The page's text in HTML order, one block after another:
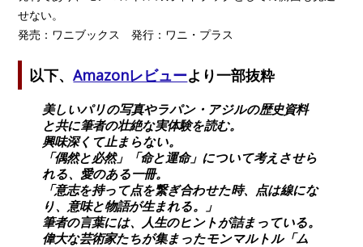
せない。
発売：ワニブックス 発行：ワニ・プラス
以下、Amazonレビューより一部抜粋
美しいパリの写真やラパン・アジルの歴史資料
と共に筆者の壮絶な実体験を読む。
興味深くて止まらない。
「偶然と必然」「命と運命」について考えさせら
れる、愛のある一冊。
「意志を持って点を繋ぎ合わせた時、点は線にな
り、意味と物語が生まれる。」
筆者の言葉には、人生のヒントが詰まっている。
偉大な芸術家たちが集まったモンマルトル「ム